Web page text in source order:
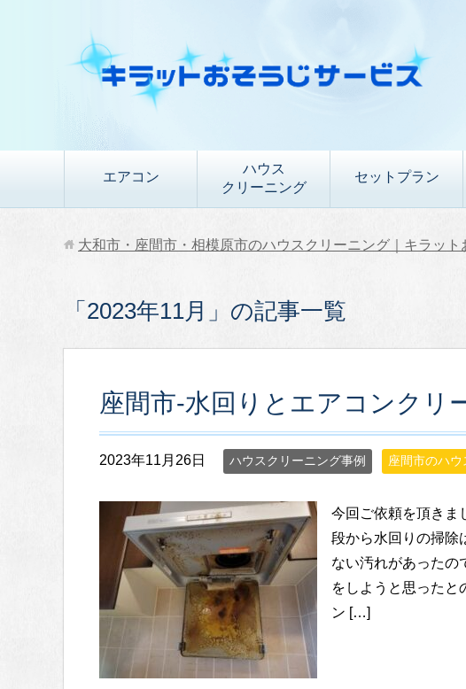
エアコン
ハウス
クリーニング
セットプラン
大和市・座間市・相模原市のハウスクリーニング｜キラット
「2023年11月」の記事一覧
座間市-水回りとエアコンクリ
2023年11月26日 ハウスクリーニング事例 座間市のハ
今回ご依頼を頂きま
段から水回りの掃除
ない汚れがあったの
をしようと思ったと
ン […]